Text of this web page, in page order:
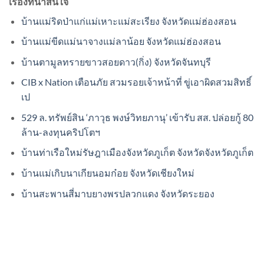
บ้านแม่ริดป่าแก่แม่เหาะแม่สะเรียง จังหวัดแม่ฮ่องสอน
บ้านแม่ขีดแม่นาจางแม่ลาน้อย จังหวัดแม่ฮ่องสอน
บ้านตามูลทรายขาวสอยดาว(กิ่ง) จังหวัดจันทบุรี
CIB x Nation เตือนภัย สวมรอยเจ้าหน้าที่ ขู่เอาผิดสวมสิทธิ์
เป
529 ล. ทรัพย์สิน ‘ภาวุธ พงษ์วิทยภานุ’ เข้ารับ สส. ปล่อยกู้ 80
ล้าน-ลงทุนคริปโตฯ
บ้านท่าเรือใหม่รัษฎาเมืองจังหวัดภูเก็ต จังหวัดจังหวัดภูเก็ต
บ้านแม่เกิบนาเกียนอมก๋อย จังหวัดเชียงใหม่
บ้านสะพานสี่มาบยางพรปลวกแดง จังหวัดระยอง